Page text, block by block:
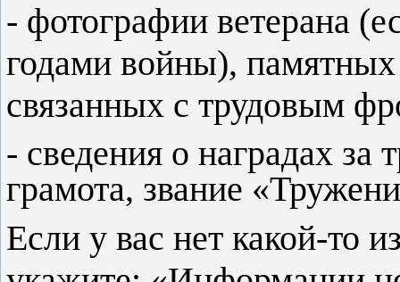
- фотографии ветерана
годами войны),
связанных с трудовым
- сведения о наградах за
грамота, звание
Если у вас нет какой-то